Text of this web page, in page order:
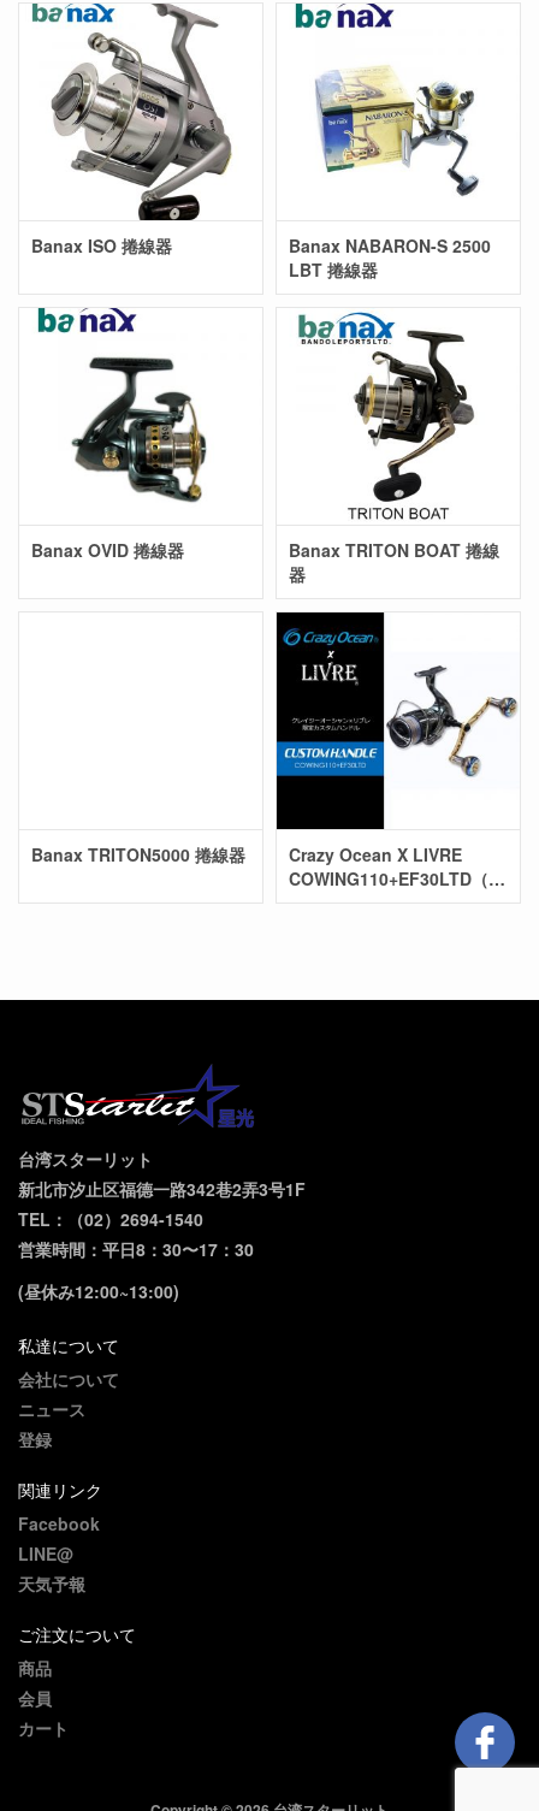
Banax ISO 捲線器
Banax NABARON-S 2500
LBT 捲線器
Banax OVID 捲線器
Banax TRITON BOAT 捲線
器
Banax TRITON5000 捲線器
Crazy Ocean X LIVRE
COWING110+EF30LTD（ス
ピニングモデル）
台湾スターリット
新北市汐止区福德一路342巷2弄3号1F
TEL：（02）2694-1540
営業時間：平日8：30〜17：30
(昼休み12:00~13:00)
私達について
会社について
ニュース
登録
関連リンク
Facebook
LINE@
天気予報
ご注文について
商品
会員
カート